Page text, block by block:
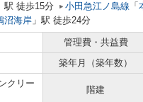
駅 徒歩15分 小田急江ノ島線 「
沼海岸 」駅 徒歩24分
管理費・共益費
築年月（築年数）
クリー
階建